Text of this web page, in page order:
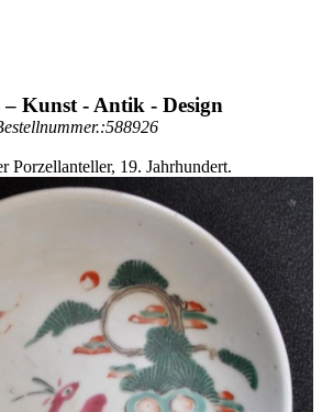
– Kunst - Antik - Design
Porzellanteller, 19. Jahrhundert.